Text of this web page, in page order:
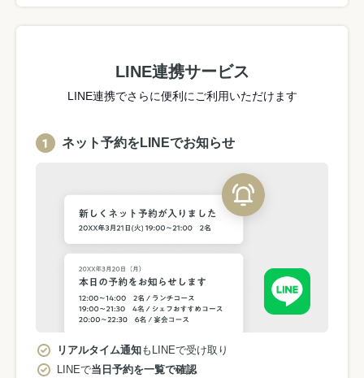
LINE連携サービス
LINE連携でさらに便利にご利用いただけます
ネット予約をLINEでお知らせ
リアルタイム通知もLINEで受け取り
LINEで当日予約を一覧で確認